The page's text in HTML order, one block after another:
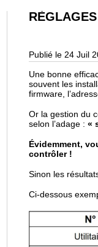
Publié le 24 Juil
Une bonne
souvent les
firmware,
Or la gestion du
selon l’adage : «
Évidemment,
contrôler !
Sinon les
Ci-dessous